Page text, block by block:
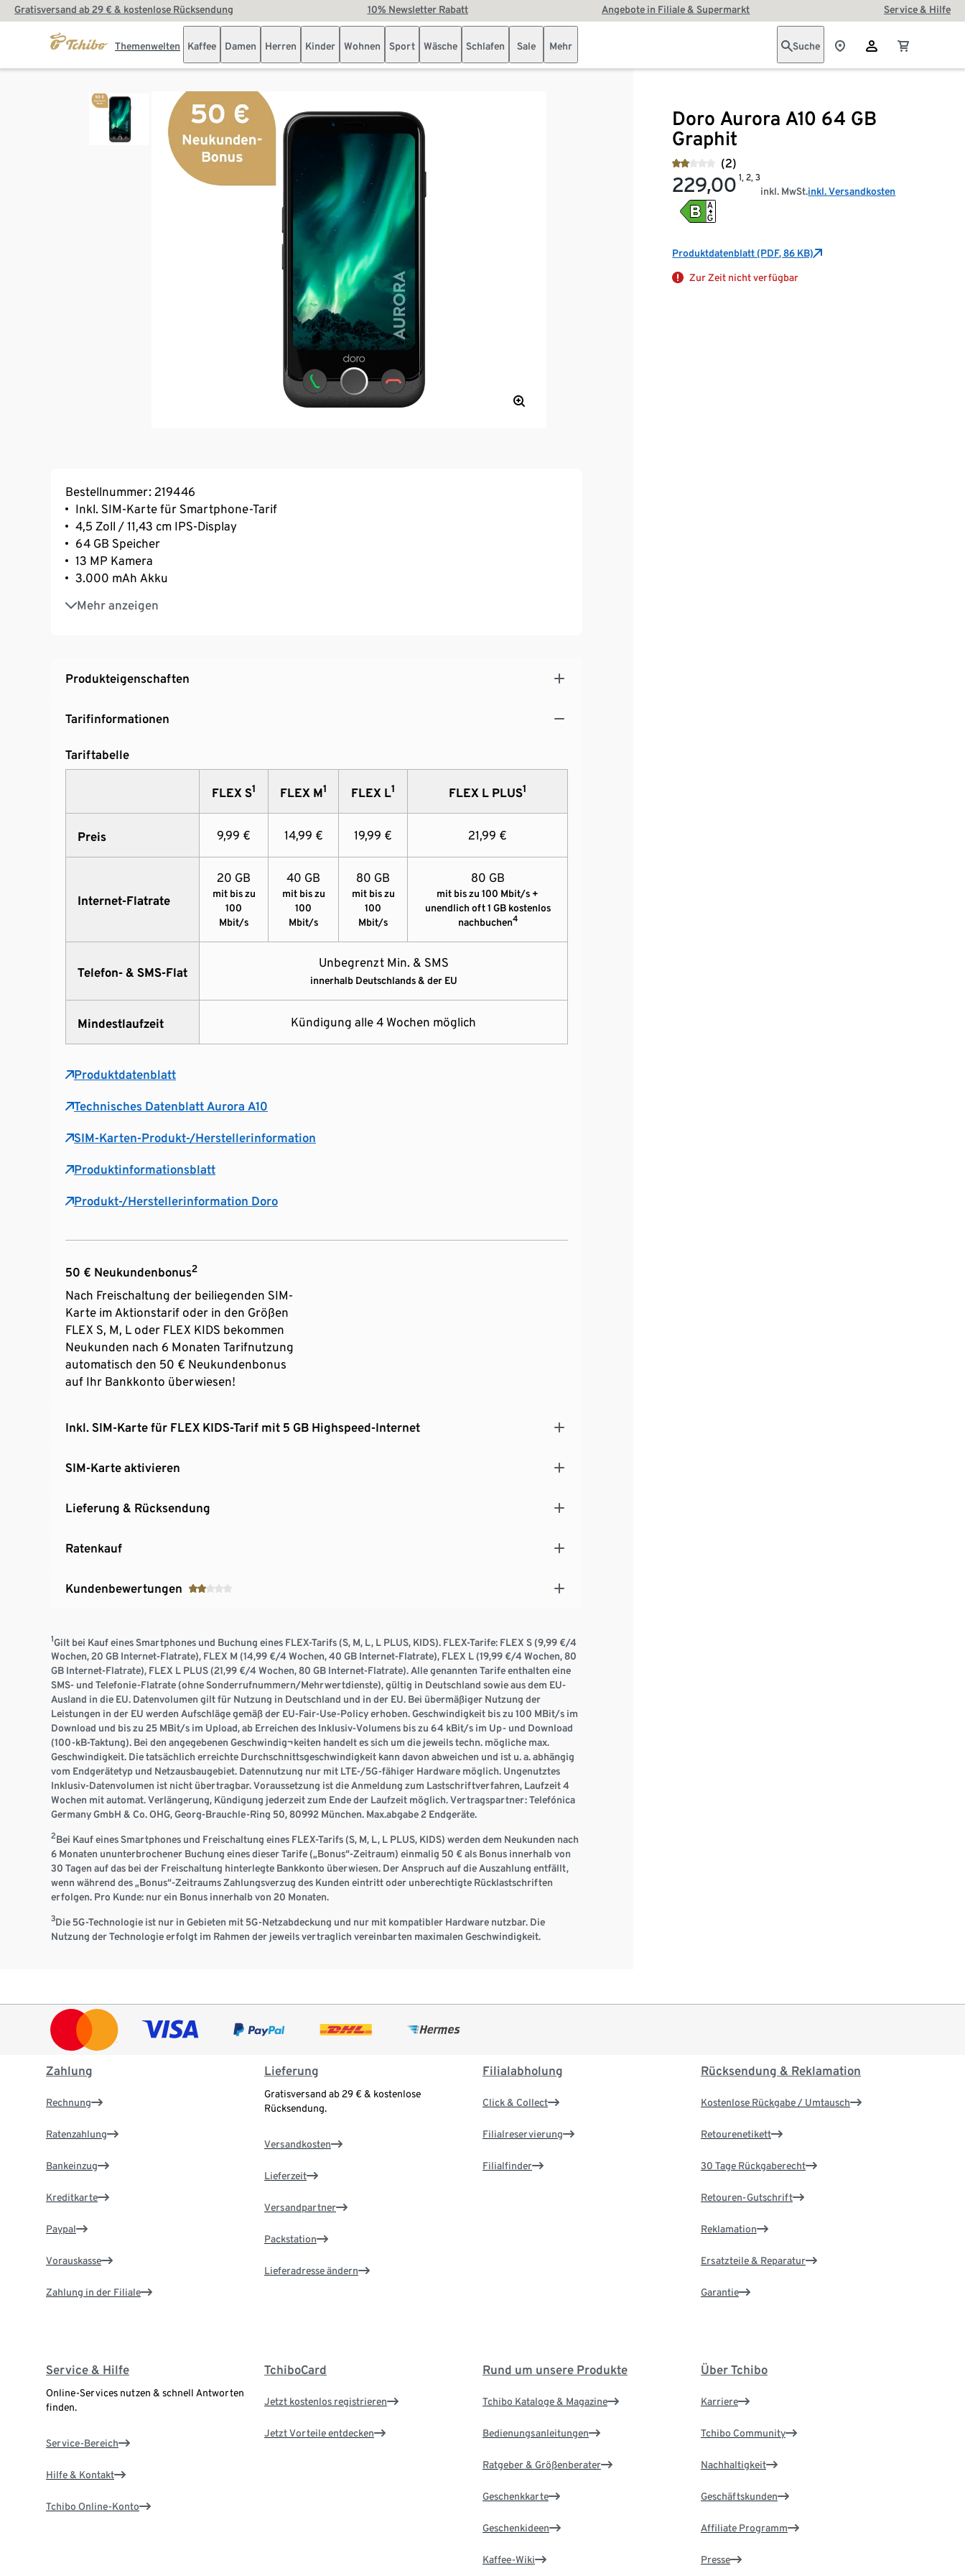
Gratisversand ab 29 € & kostenlose Rücksendung 10% Newsletter Rabatt Angebote in Filiale & Supermarkt Service & Hilfe
Themenwelten Kaffee Damen Herren Kinder Wohnen Sport Wäsche Schlafen Sale Mehr Suche
Doro Aurora A10 64 GB
Graphit
(2)
229,00 1, 2, 3
inkl. MwSt.inkl. Versandkosten
Produktdatenblatt (PDF, 86 KB)
Zur Zeit nicht verfügbar
Bestellnummer: 219446
Inkl. SIM-Karte für Smartphone-Tarif
4,5 Zoll / 11,43 cm IPS-Display
64 GB Speicher
13 MP Kamera
3.000 mAh Akku
Mehr anzeigen
Doro Secure Button™ mit Standortübermittlung für mehr Sicherheit
Leistungsstarker 2,0 GHz Octa-Core-Prozessor (MediaTek G85)
Produkteigenschaften
Tarifinformationen
Tariftabelle
FLEX S1 FLEX M1 FLEX L1 FLEX L PLUS1
Preis 9,99 € 14,99 € 19,99 € 21,99 €
Internet-Flatrate
20 GB
mit bis zu
100
Mbit/s
40 GB
mit bis zu
100
Mbit/s
80 GB
mit bis zu
100
Mbit/s
80 GB
mit bis zu 100 Mbit/s +
unendlich oft 1 GB kostenlos
nachbuchen4
Telefon- & SMS-Flat
Unbegrenzt Min. & SMS
innerhalb Deutschlands & der EU
Mindestlaufzeit Kündigung alle 4 Wochen möglich
Produktdatenblatt
Technisches Datenblatt Aurora A10
SIM-Karten-Produkt-/Herstellerinformation
Produktinformationsblatt
Produkt-/Herstellerinformation Doro
50 € Neukundenbonus2
Nach Freischaltung der beiliegenden SIM-
Karte im Aktionstarif oder in den Größen
FLEX S, M, L oder FLEX KIDS bekommen
Neukunden nach 6 Monaten Tarifnutzung
automatisch den 50 € Neukundenbonus
auf Ihr Bankkonto überwiesen!
Inkl. SIM-Karte für FLEX KIDS-Tarif mit 5 GB Highspeed-Internet
SIM-Karte aktivieren
Lieferung & Rücksendung
Ratenkauf
Kundenbewertungen
1Gilt bei Kauf eines Smartphones und Buchung eines FLEX-Tarifs (S, M, L, L PLUS, KIDS). FLEX-Tarife: FLEX S (9,99 €/4
Wochen, 20 GB Internet-Flatrate), FLEX M (14,99 €/4 Wochen, 40 GB Internet-Flatrate), FLEX L (19,99 €/4 Wochen, 80
GB Internet-Flatrate), FLEX L PLUS (21,99 €/4 Wochen, 80 GB Internet-Flatrate). Alle genannten Tarife enthalten eine
SMS- und Telefonie-Flatrate (ohne Sonderrufnummern/Mehrwertdienste), gültig in Deutschland sowie aus dem EU-
Ausland in die EU. Datenvolumen gilt für Nutzung in Deutschland und in der EU. Bei übermäßiger Nutzung der
Leistungen in der EU werden Aufschläge gemäß der EU-Fair-Use-Policy erhoben. Geschwindigkeit bis zu 100 MBit/s im
Download und bis zu 25 MBit/s im Upload, ab Erreichen des Inklusiv-Volumens bis zu 64 kBit/s im Up- und Download
(100-kB-Taktung). Bei den angegebenen Geschwindig¬keiten handelt es sich um die jeweils techn. mögliche max.
Geschwindigkeit. Die tatsächlich erreichte Durchschnittsgeschwindigkeit kann davon abweichen und ist u. a. abhängig
vom Endgerätetyp und Netzausbaugebiet. Datennutzung nur mit LTE-/5G-fähiger Hardware möglich. Ungenutztes
Inklusiv-Datenvolumen ist nicht übertragbar. Voraussetzung ist die Anmeldung zum Lastschriftverfahren, Laufzeit 4
Wochen mit automat. Verlängerung, Kündigung jederzeit zum Ende der Laufzeit möglich. Vertragspartner: Telefónica
Germany GmbH & Co. OHG, Georg-Brauchle-Ring 50, 80992 München. Max.abgabe 2 Endgeräte.
2Bei Kauf eines Smartphones und Freischaltung eines FLEX-Tarifs (S, M, L, L PLUS, KIDS) werden dem Neukunden nach
6 Monaten ununterbrochener Buchung eines dieser Tarife („Bonus“-Zeitraum) einmalig 50 € als Bonus innerhalb von
30 Tagen auf das bei der Freischaltung hinterlegte Bankkonto überwiesen. Der Anspruch auf die Auszahlung entfällt,
wenn während des „Bonus“-Zeitraums Zahlungsverzug des Kunden eintritt oder unberechtigte Rücklastschriften
erfolgen. Pro Kunde: nur ein Bonus innerhalb von 20 Monaten.
3Die 5G-Technologie ist nur in Gebieten mit 5G-Netzabdeckung und nur mit kompatibler Hardware nutzbar. Die
Nutzung der Technologie erfolgt im Rahmen der jeweils vertraglich vereinbarten maximalen Geschwindigkeit.
Zahlung
Rechnung
Ratenzahlung
Bankeinzug
Kreditkarte
Paypal
Vorauskasse
Zahlung in der Filiale
Lieferung
Gratisversand ab 29 € & kostenlose
Rücksendung.
Versandkosten
Lieferzeit
Versandpartner
Packstation
Lieferadresse ändern
Filialabholung
Click & Collect
Filialreservierung
Filialfinder
Rücksendung & Reklamation
Kostenlose Rückgabe / Umtausch
Retourenetikett
30 Tage Rückgaberecht
Retouren-Gutschrift
Reklamation
Ersatzteile & Reparatur
Garantie
Service & Hilfe
Online-Services nutzen & schnell Antworten
finden.
Service-Bereich
Hilfe & Kontakt
Tchibo Online-Konto
TchiboCard
Jetzt kostenlos registrieren
Jetzt Vorteile entdecken
Rund um unsere Produkte
Tchibo Kataloge & Magazine
Bedienungsanleitungen
Ratgeber & Größenberater
Geschenkkarte
Geschenkideen
Kaffee-Wiki
Über Tchibo
Karriere
Tchibo Community
Nachhaltigkeit
Geschäftskunden
Affiliate Programm
Presse